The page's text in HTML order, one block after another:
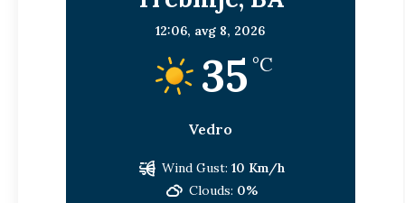
12:06, avg 8, 2026
35 °C
Vedro
Wind Gust: 10 Km/h
Clouds: 0%